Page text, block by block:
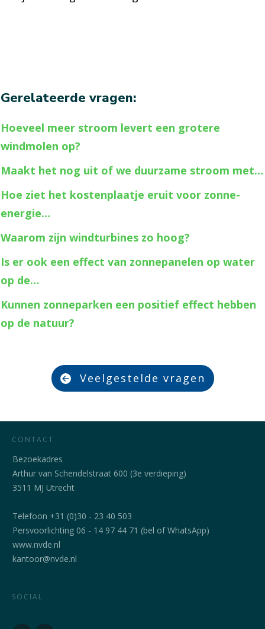
Gerelateerde vragen:
Hoeveel meer stroom levert een grotere
windmolen op?
Maakt het nog uit of we duurzame stroom met…
Hoe ziet het kostenplaatje eruit voor zonne-
energie…
Waarom zijn windturbines zo hoog?
Is er ook een effect van zonnepanelen op water
op de…
Kunnen zonneparken een positief effect hebben
op de natuur?
Veelgestelde vragen
CONTACT
Bezoekadres
Arthur van Schendelstraat 600 (3e verdieping)
3511 MJ Utrecht
Telefoon +31 (0)30 - 23 40 503
Persvoorlichting 06 - 14 97 44 71 (bel of WhatsApp)
www.nvde.nl
kantoor@nvde.nl
SOCIAL